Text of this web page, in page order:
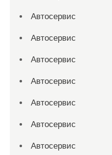
Автосервис
Автосервис
Автосервис
Автосервис
Автосервис
Автосервис
Автосервис